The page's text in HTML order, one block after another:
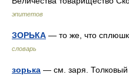
эпитетов
ЗОРЬКА — то же, что
словарь
зорька — см. заря.